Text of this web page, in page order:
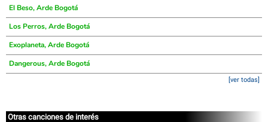
El Beso, Arde Bogotá
Los Perros, Arde Bogotá
Exoplaneta, Arde Bogotá
Dangerous, Arde Bogotá
[ver todas]
Otras canciones de interés